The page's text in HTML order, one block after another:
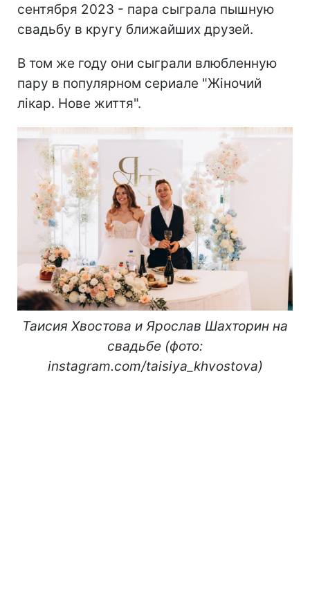
сентября 2023 - пара сыграла пышную
свадьбу в кругу ближайших друзей.
В том же году они сыграли влюбленную
пару в популярном сериале "Жіночий
лікар. Нове життя".
Таисия Хвостова и Ярослав Шахторин на
свадьбе (фото:
instagram.com/taisiya_khvostova)